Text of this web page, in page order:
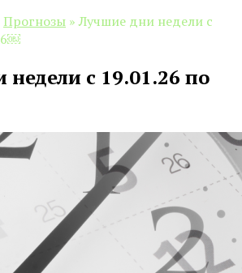
Прогнозы » Лучшие дни недели с
с 19.01.26 по